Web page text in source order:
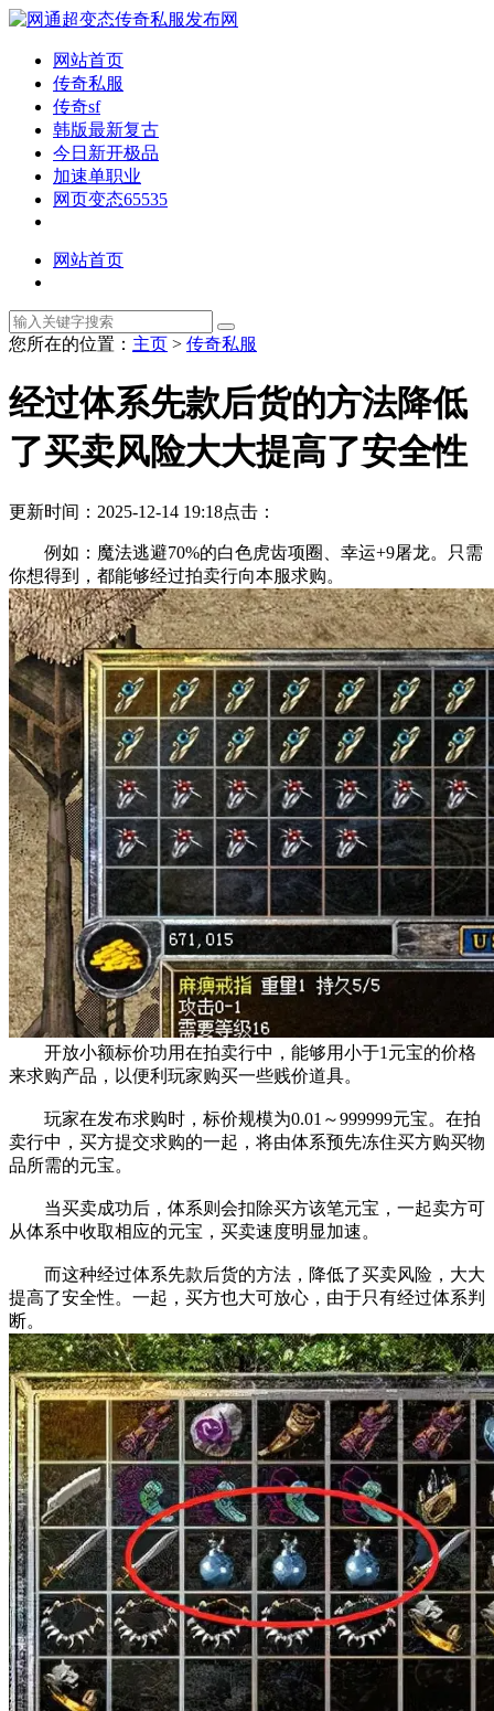
网站首页
传奇私服
传奇sf
韩版最新复古
今日新开极品
加速单职业
网页变态65535
网站首页
您所在的位置： 主页 > 传奇私服
经过体系先款后货的方法降低
了买卖风险大大提高了安全性
更新时间：2025-12-14 19:18点击：
例如：魔法逃避70%的白色虎齿项圈、幸运+9屠龙。只需
你想得到，都能够经过拍卖行向本服求购。
开放小额标价功用在拍卖行中，能够用小于1元宝的价格
来求购产品，以便利玩家购买一些贱价道具。
玩家在发布求购时，标价规模为0.01～999999元宝。在拍
卖行中，买方提交求购的一起，将由体系预先冻住买方购买物
品所需的元宝。
当买卖成功后，体系则会扣除买方该笔元宝，一起卖方可
从体系中收取相应的元宝，买卖速度明显加速。
而这种经过体系先款后货的方法，降低了买卖风险，大大
提高了安全性。一起，买方也大可放心，由于只有经过体系判
断。